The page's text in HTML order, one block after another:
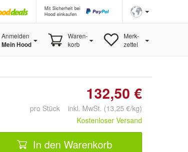
Mit Sicherheit bei
Hood einkaufen
Anmelden
Mein Hood
Waren-
korb
Merk-
zettel
132,50 €
pro Stück inkl. MwSt. (13,25 €/kg)
Kostenloser Versand
In den Warenkorb